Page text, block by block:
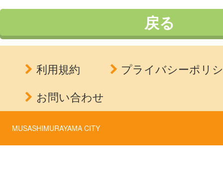
戻る
利用規約
プライバシーポリ
お問い合わせ
MUSASHIMURAYAMA CITY